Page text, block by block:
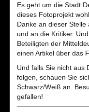
Es geht um die Stadt
dieses Fotoprojekt
Danke an dieser
und an die Kritiker.
Beteiligten der
einen Artikel über das
Und falls Sie nicht aus
folgen, schauen Sie
Schwarz/Weiß an.
gefallen!